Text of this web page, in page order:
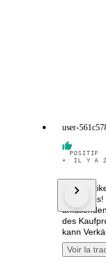
user-
POSITIF
•
IL Y A
10/10
den
des
kann
Voir la